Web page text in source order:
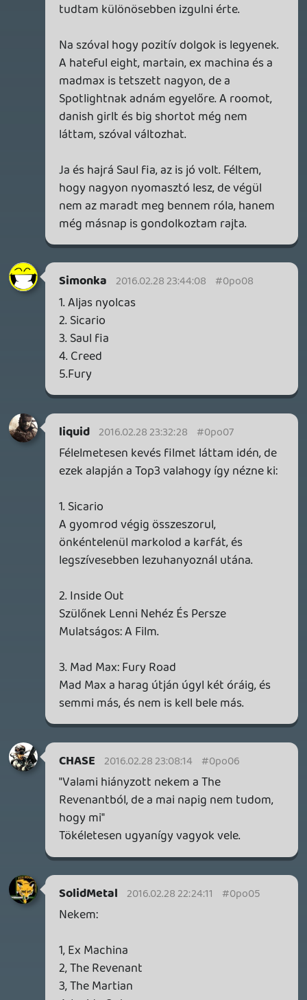
Necroman Mk2
QUAKE CHAMPIONS FREEPLAY
Necroman Mk2
WRATH OF THE GODS
2026.07.22.
p34c3
TESZT
Necroman Mk2
MECCHA CHAMELEON BLOGTESZT
Necroman Mk2
BACKLOG
Necroman Mk2
BACKLOG
2026.05.20.
Bountyy
YAKUZA 7 MIÉRT NEM JÁTSZOL VELE?
Necroman Mk2
WVG HALL OF FAME 2026 NYERTESEK
Információk Oké, értem és elfogadom!